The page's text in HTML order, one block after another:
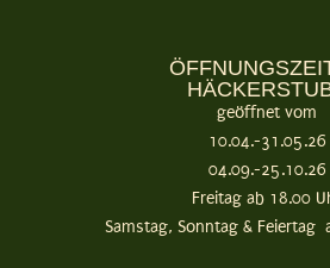
geöffnet vom
10.04.-31.05.26
04.09.-25.10.26
Freitag ab 18.00
Samstag, Sonntag & Feiertag